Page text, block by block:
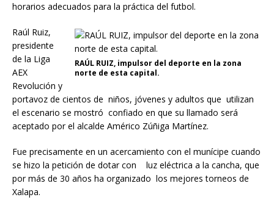
horarios adecuados para la práctica del futbol.
RAÚL RUIZ, impulsor del deporte en la zona
norte de esta capital.
Raúl Ruiz,
presidente
de la Liga
AEX
Revolución y
portavoz de cientos de niños, jóvenes y adultos que utilizan
el escenario se mostró confiado en que su llamado será
aceptado por el alcalde Américo Zúñiga Martínez.
Fue precisamente en un acercamiento con el munícipe cuando
se hizo la petición de dotar con luz eléctrica a la cancha, que
por más de 30 años ha organizado los mejores torneos de
Xalapa.